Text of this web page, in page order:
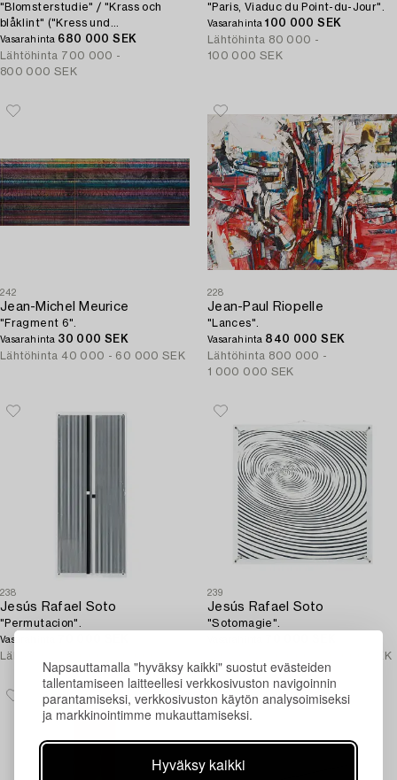
Napsauttamalla "hyväksy kaikki" suostut evästeiden
tallentamiseen laitteellesi verkkosivuston navigoinnin
parantamiseksi, verkkosivuston käytön analysoimiseksi
ja markkinointimme mukauttamiseksi.
Hyväksy kaikki
"Blomsterstudie" / "Krass och
blåklint" ("Kress und
Kornblumen").
Vasarahinta 680 000 SEK
Lähtöhinta 700 000 -
800 000 SEK
"Paris, Viaduc du Point-du-Jour".
Vasarahinta100 000 SEK
Lähtöhinta 80 000 -
100 000 SEK
242
Jean-Michel Meurice
"Fragment 6".
Vasarahinta 30 000 SEK
Lähtöhinta 40 000 - 60 000 SEK
228
Jean-Paul Riopelle
"Lances".
Vasarahinta 840 000 SEK
Lähtöhinta 800 000 -
1 000 000 SEK
238
Jesús Rafael Soto
"Permutacion".
Vasarahinta
Lähtöhinta
239
Jesús Rafael Soto
"Sotomagie".
50 000 - 70 000 SEK